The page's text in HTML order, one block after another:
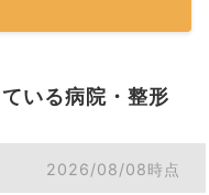
いる病院・整形
2026/08/08時点